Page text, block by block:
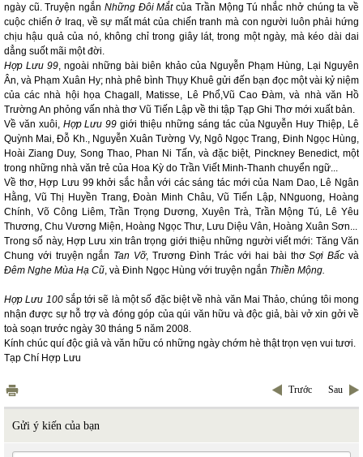
ngày cũ. Truyện ngắn Những Đôi Mắtcủa Trần Mộng Tú nhắc nhở chúng ta về
cuộc chiến ở Iraq, về sự mất mát của chiến tranh mà con người luôn phải hứng
chịu hậu quả của nó, không chỉ trong giây lát, trong một ngày, mà kéo dài dai
dẳng suốt mãi một đời.
Hợp Lưu 99, ngoài những bài biên khảo của Nguyễn Phạm Hùng, Lại Nguyên
Ân, và Phạm Xuân Hy; nhà phê bình Thụy Khuê gửi đến bạn đọc một vài kỷ niệm
của các nhà hội họa Chagall, Matisse, Lê Phổ,Vũ Cao Đàm, và nhà văn Hồ
Trường An phỏng vấn nhà thơ Vũ Tiến Lập về thi tập Tạp Ghi Thơ mới xuất bản.
Về văn xuôi, Hợp Lưu 99 giới thiệu những sáng tác của Nguyễn Huy Thiệp, Lê
Quỳnh Mai, Đỗ Kh., Nguyễn Xuân Tường Vy, Ngô Ngọc Trang, Đinh Ngọc Hùng,
Hoài Ziang Duy, Song Thao, Phan Ni Tấn, và đặc biệt, Pinckney Benedict, một
trong những nhà văn trẻ của Hoa Kỳ do Trần Viết Minh-Thanh chuyển ngữ...
Về thơ, Hợp Lưu 99 khởi sắc hẳn với các sáng tác mới của Nam Dao, Lê Ngân
Hằng, Vũ Thị Huyền Trang, Đoàn Minh Châu, Vũ Tiến Lập, NNguong, Hoàng
Chính, Võ Công Liêm, Trần Trọng Dương, Xuyên Trà, Trần Mộng Tú, Lê Yêu
Thương, Chu Vương Miện, Hoàng Ngọc Thư, Lưu Diệu Vân, Hoàng Xuân Sơn...
Trong số này, Hợp Lưu xin trân trọng giới thiệu những người viết mới: Tăng Văn
Chung với truyện ngắn Tan Vỡ, Trương Đình Trác với hai bài thơSợi Bấc và
Đêm Nghe Mùa Hạ Cũ, và Đinh Ngọc Hùng với truyện ngắn Thiền Mộng.
Hợp Lưu 100sắp tới sẽ là một số đặc biệt về nhà văn Mai Thảo, chúng tôi mong
nhận được sự hỗ trợ và đóng góp của qúi văn hữu và độc giả, bài vở xin gởi về
toà soạn trước ngày 30 tháng 5 năm 2008.
Kính chúc quí độc giả và văn hữu có những ngày chớm hè thật trọn vẹn vui tươi.
Tạp Chí Hợp Lưu
Trước Sau
Gửi ý kiến của bạn